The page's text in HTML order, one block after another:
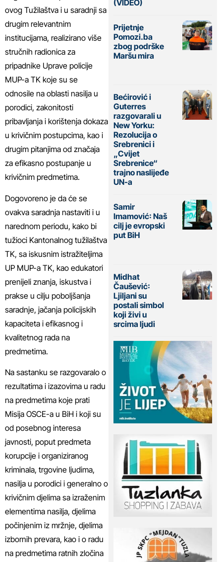
ovog Tužilaštva i u saradnji sa
drugim relevantnim
institucijama, realizirano više
stručnih radionica za
pripadnike Uprave policije
MUP-a TK koje su se
odnosile na oblasti nasilja u
porodici, zakonitosti
pribavljanja i korištenja dokaza
u krivičnim postupcima, kao i
drugim pitanjima od značaja
za efikasno postupanje u
krivičnim predmetima.
Dogovoreno je da će se
ovakva saradnja nastaviti i u
narednom periodu, kako bi
tužioci Kantonalnog tužilaštva
TK, sa iskusnim istražiteljima
UP MUP-a TK, kao edukatori
prenijeli znanja, iskustva i
prakse u cilju poboljšanja
saradnje, jačanja policijskih
kapaciteta i efikasnog i
kvalitetnog rada na
predmetima.
Na sastanku se razgovaralo o
rezultatima i izazovima u radu
na predmetima koje prati
Misija OSCE-a u BiH i koji su
od posebnog interesa
javnosti, poput predmeta
korupcije i organiziranog
kriminala, trgovine ljudima,
nasilja u porodici i generalno o
krivičnim djelima sa izraženim
elementima nasilja, djelima
počinjenim iz mržnje, djelima
izbornih prevara, kao i o radu
na predmetima ratnih zločina
(VIDEO)
Prijetnje
Pomozi.ba
zbog podrške
Maršu mira
Bećirović i
Guterres
razgovarali u
New Yorku:
Rezolucija o
Srebrenici i
„Cvijet
Srebrenice“
trajno naslijeđe
UN-a
Samir
Imamović: Naš
cilj je evropski
put BiH
Midhat
Čaušević:
Ljiljani su
postali simbol
koji živi u
srcima ljudi